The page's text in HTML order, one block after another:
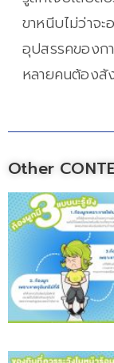
ขาหนีบไม่ว่าจ
อุปสรรคของก
หลายคนต้องสั
Other